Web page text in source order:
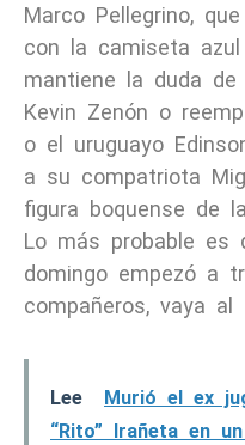
Marco Pellegrino,
con la camiseta
mantiene la duda
Kevin Zenón o
o el uruguayo
a su compatriota
figura boquense de
Lo más probable es
domingo empezó a
compañeros, vaya al
Lee
Murió el ex
“Rito” Irañeta en